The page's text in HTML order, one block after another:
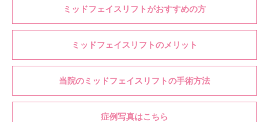
ミッドフェイスリフトがおすすめの方
ミッドフェイスリフトのメリット
当院のミッドフェイスリフトの手術方法
症例写真はこちら